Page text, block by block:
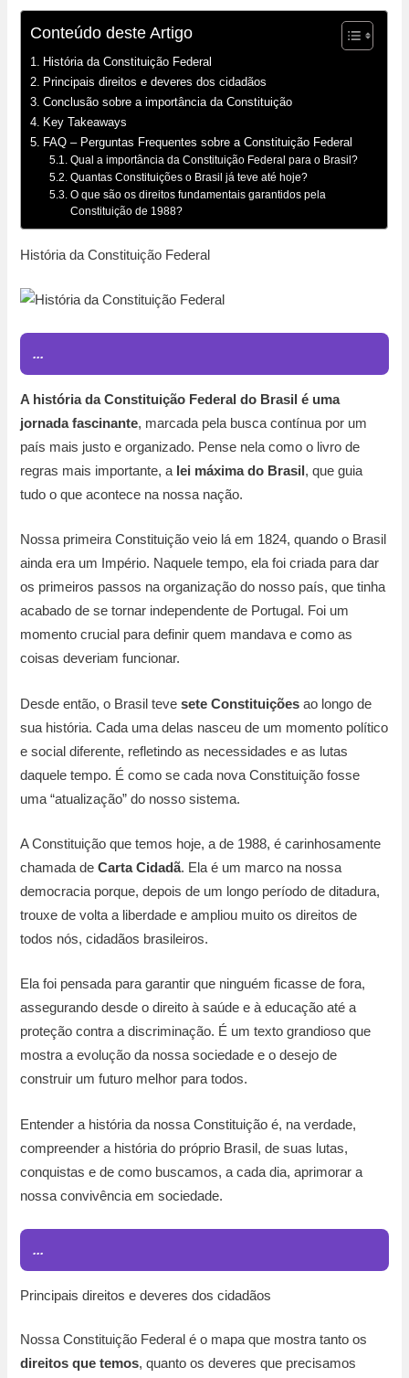
Conteúdo deste Artigo
História da Constituição Federal
Principais direitos e deveres dos cidadãos
Conclusão sobre a importância da Constituição
Key Takeaways
FAQ – Perguntas Frequentes sobre a Constituição Federal
Qual a importância da Constituição Federal para o Brasil?
Quantas Constituições o Brasil já teve até hoje?
O que são os direitos fundamentais garantidos pela
Constituição de 1988?
História da Constituição Federal
...
A história da Constituição Federal do Brasil é uma
jornada fascinante, marcada pela busca contínua por um
país mais justo e organizado. Pense nela como o livro de
regras mais importante, a lei máxima do Brasil , que guia
tudo o que acontece na nossa nação.
Nossa primeira Constituição veio lá em 1824, quando o Brasil
ainda era um Império. Naquele tempo, ela foi criada para dar
os primeiros passos na organização do nosso país, que tinha
acabado de se tornar independente de Portugal. Foi um
momento crucial para definir quem mandava e como as
coisas deveriam funcionar.
Desde então, o Brasil tevesete Constituições ao longo de
sua história. Cada uma delas nasceu de um momento político
e social diferente, refletindo as necessidades e as lutas
daquele tempo. É como se cada nova Constituição fosse
uma “atualização” do nosso sistema.
A Constituição que temos hoje, a de 1988, é carinhosamente
chamada deCarta Cidadã. Ela é um marco na nossa
democracia porque, depois de um longo período de ditadura,
trouxe de volta a liberdade e ampliou muito os direitos de
todos nós, cidadãos brasileiros.
Ela foi pensada para garantir que ninguém ficasse de fora,
assegurando desde o direito à saúde e à educação até a
proteção contra a discriminação. É um texto grandioso que
mostra a evolução da nossa sociedade e o desejo de
construir um futuro melhor para todos.
Entender a história da nossa Constituição é, na verdade,
compreender a história do próprio Brasil, de suas lutas,
conquistas e de como buscamos, a cada dia, aprimorar a
nossa convivência em sociedade.
...
Principais direitos e deveres dos cidadãos
Nossa Constituição Federal é o mapa que mostra tanto os
direitos que temos, quanto os deveres que precisamos